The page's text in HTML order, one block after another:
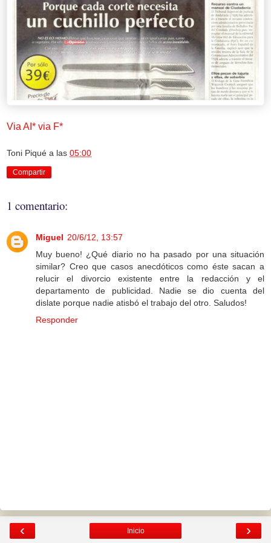
Via AI* via F*
Toni Piqué a las 05:00
Compartir
1 comentario:
Miguel 20/6/12, 13:57
Muy bueno! ¿Qué diario no ha pasado por una situación
similar? Creo que casos anecdóticos como éste sacan a
relucir el divorcio existente entre la redacción y el
departamento de publicidad. Nadie se dio cuenta del
dislate porque nadie atisbó el trabajo del otro. Saludos!
Responder
‹ ›
Inicio